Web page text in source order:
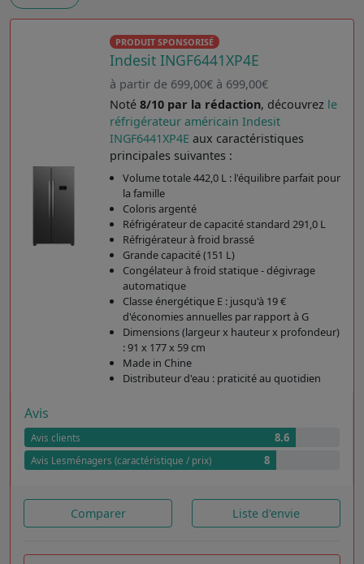
PRODUIT SPONSORISÉ
Indesit INGF6441XP4E
à partir de 699,00€ à 699,00€
Noté 8/10 par la rédaction, découvrez le
réfrigérateur américain Indesit
INGF6441XP4E aux caractéristiques
principales suivantes :
Volume totale 442,0 L : l'équilibre parfait pour
la famille
Coloris argenté
Réfrigérateur de capacité standard 291,0 L
Réfrigérateur à froid brassé
Grande capacité (151 L)
Congélateur à froid statique - dégivrage
automatique
Classe énergétique E : jusqu'à 19 €
d'économies annuelles par rapport à G
Dimensions (largeur x hauteur x profondeur)
: 91 x 177 x 59 cm
Made in Chine
Distributeur d'eau : praticité au quotidien
Avis
Avis clients 8.6
Avis Lesménagers (caractéristique / prix) 8
Comparer Liste d'envie